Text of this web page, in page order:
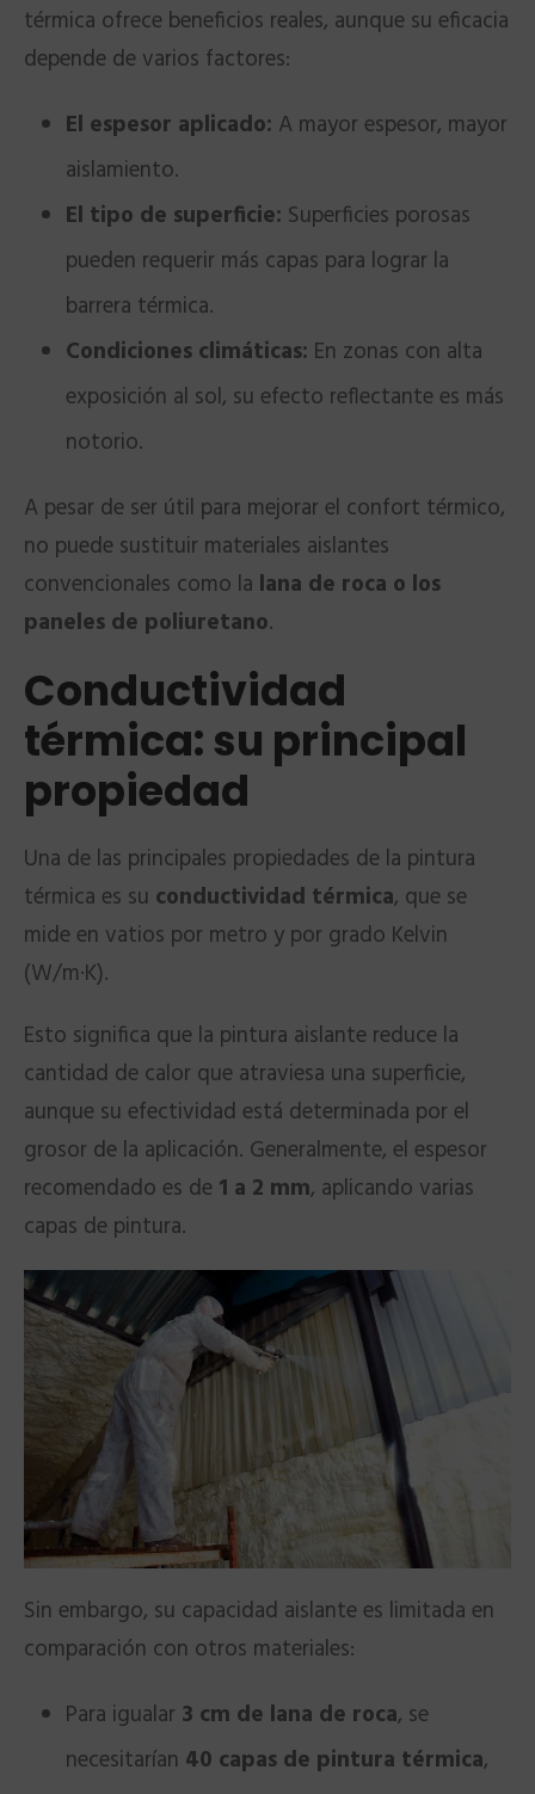
térmica ofrece beneficios reales, aunque su eficacia
depende de varios factores:
El espesor aplicado: A mayor espesor, mayor
aislamiento.
El tipo de superficie: Superficies porosas
pueden requerir más capas para lograr la
barrera térmica.
Condiciones climáticas: En zonas con alta
exposición al sol, su efecto reflectante es más
notorio.
A pesar de ser útil para mejorar el confort térmico,
no puede sustituir materiales aislantes
convencionales como la lana de roca o los
paneles de poliuretano.
Conductividad
térmica: su principal
propiedad
Una de las principales propiedades de la pintura
térmica es su conductividad térmica, que se
mide en vatios por metro y por grado Kelvin
(W/m·K).
Esto significa que la pintura aislante reduce la
cantidad de calor que atraviesa una superficie,
aunque su efectividad está determinada por el
grosor de la aplicación. Generalmente, el espesor
recomendado es de 1 a 2 mm, aplicando varias
capas de pintura.
Sin embargo, su capacidad aislante es limitada en
comparación con otros materiales:
Para igualar 3 cm de lana de roca, se
necesitarían 40 capas de pintura térmica,